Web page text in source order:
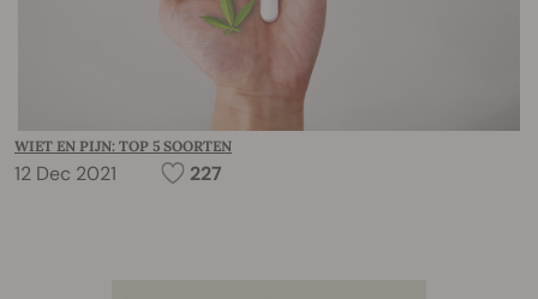
WIET EN PIJN: TOP 5 SOORTEN
12 Dec 2021 227